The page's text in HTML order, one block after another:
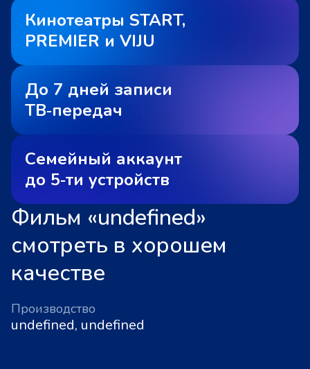
Кинотеатры START,
PREMIER и VIJU
До 7 дней записи
ТВ‑передач
Семейный аккаунт
до 5‑ти устройств
Фильм «undefined»
смотреть в хорошем
качестве
Производство
undefined, undefined